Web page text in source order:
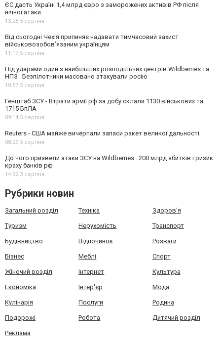
ЄС дасть Україні 1,4 млрд євро з заморожених активів РФ після
нічної атаки
13:28,5 серпня
Від сьогодні Чехія припиняє надавати тимчасовий захист
військовозобов’язаним українцям
11:17,5 серпня
Під ударами один з найбільших розподільчих центрів Wildberries та
НПЗ . Безпілотники масовано атакували росію
10:57,5 серпня
Генштаб ЗСУ - Втрати армії рф за добу склали 1130 військових та
1715 БпЛА
09:14,5 серпня
Reuters - США майже вичерпали запаси ракет великої дальності
08:29,5 серпня
До чого призвели атаки ЗСУ на Wildberries . 200 млрд збитків і ризик
краху банків рф
14:32,3 серпня
Рубрики новин
Загальний розділ Техніка Здоров'я
Туризм Нерухомість Транспорт
Будівництво Відпочинок Розваги
Бізнес Меблі Спорт
Жіночий розділ Інтернет Культура
Економіка Інтер'єр Мода
Кулінарія Послуги Родина
Подорожі Робота Дитячий розділ
Реклама